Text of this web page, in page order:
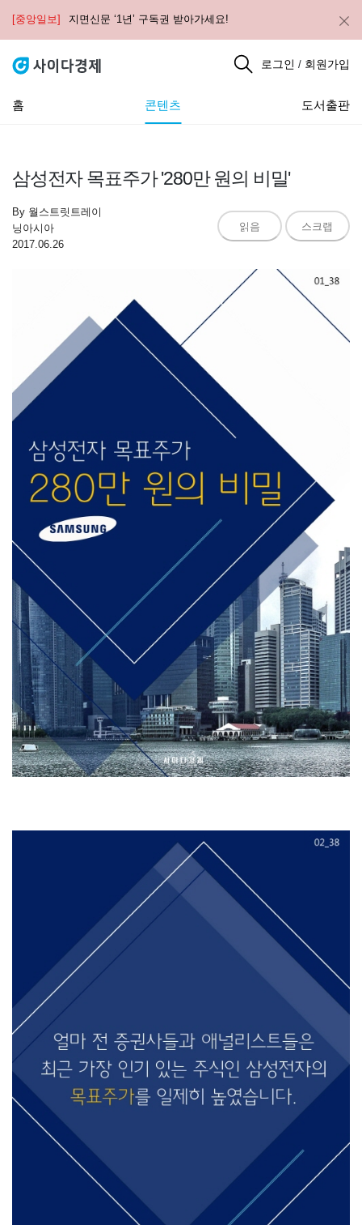
[중앙일보] 지면신문 ‘1년’ 구독권 받아가세요!
로그인 / 회원가입
홈 콘텐츠 도서출판
삼성전자 목표주가 '280만 원의 비밀'
By 월스트릿트레이
닝아시아
2017.06.26
읽음 스크랩